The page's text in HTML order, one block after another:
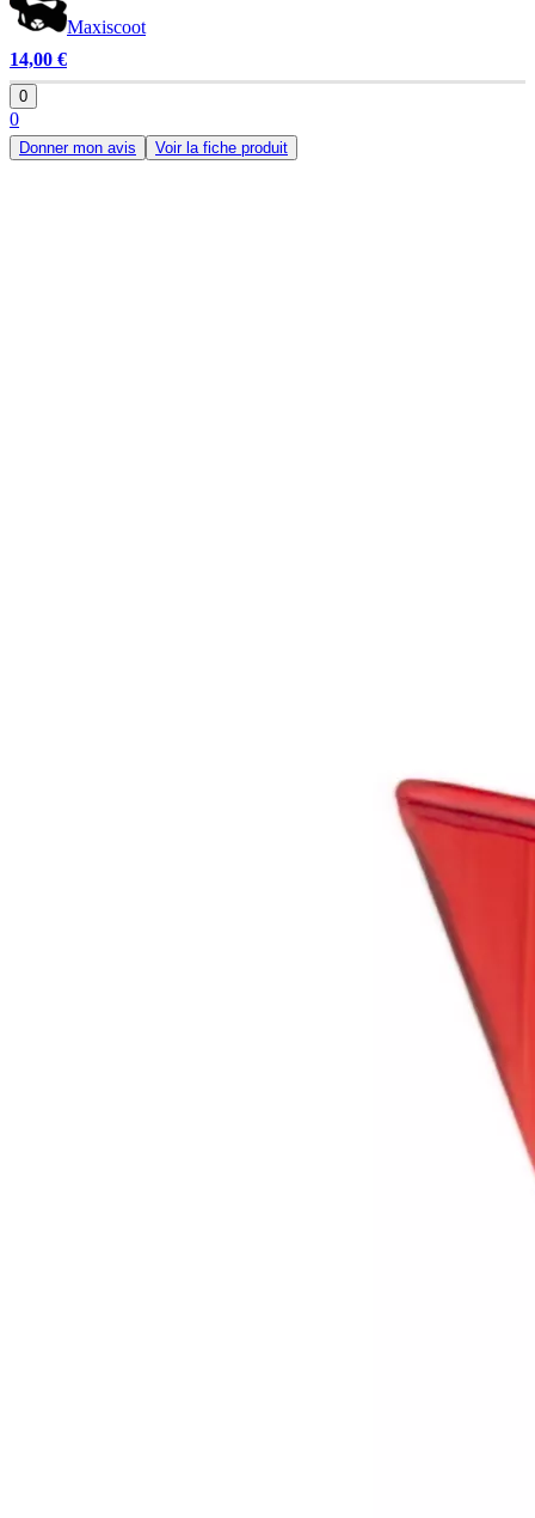
Maxiscoot
14,00 €
0
0
Donner mon avis Voir la fiche produit